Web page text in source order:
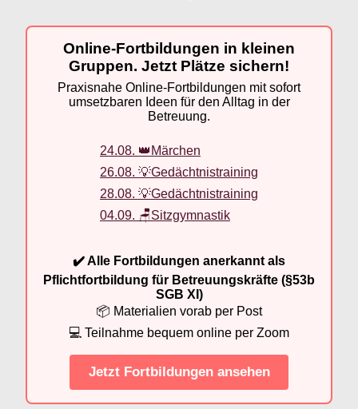
Online-Fortbildungen in kleinen
Gruppen. Jetzt Plätze sichern!
Praxisnahe Online-Fortbildungen mit sofort
umsetzbaren Ideen für den Alltag in der
Betreuung.
24.08. 👑Märchen
26.08. 💡Gedächtnistraining
28.08. 💡Gedächtnistraining
04.09. 🪑Sitzgymnastik
✔️ Alle Fortbildungen anerkannt als
Pflichtfortbildung für Betreuungskräfte (§53b
SGB XI)
📦 Materialien vorab per Post
💻 Teilnahme bequem online per Zoom
Jetzt Fortbildungen ansehen